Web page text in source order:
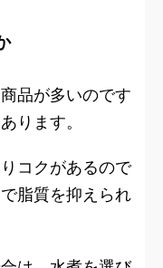
品が多いのです
ります。
コクがあるので
脂質を抑えられ